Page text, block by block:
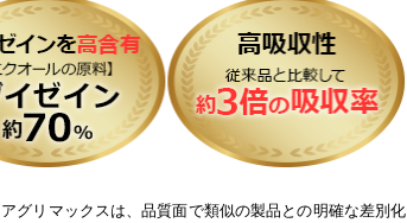
グリマックスは、品質面で類似の製品との明確な差別化